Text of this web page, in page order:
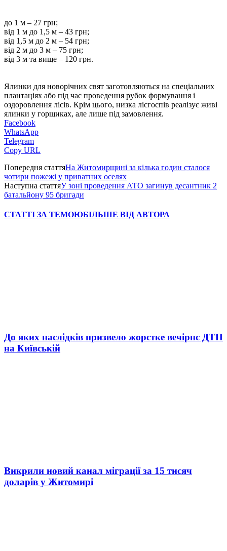
до 1 м – 27 грн;
від 1 м до 1,5 м – 43 грн;
від 1,5 м до 2 м – 54 грн;
від 2 м до 3 м – 75 грн;
від 3 м та вище – 120 грн.
Ялинки для новорічних свят заготовляються на спеціальних
плантаціях або під час проведення рубок формування і
оздоровлення лісів. Крім цього, низка лісгоспів реалізує живі
ялинки у горщиках, але лише під замовлення.
Facebook
WhatsApp
Telegram
Copy URL
Попередня статтяНа Житомирщині за кілька годин сталося
чотири пожежі у приватних оселях
Наступна статтяУ зоні проведення АТО загинув десантник 2
батальйону 95 бригади
СТАТТІ ЗА ТЕМОЮБІЛЬШЕ ВІД АВТОРА
До яких наслідків призвело жорстке вечірнє ДТП
на Київській
Викрили новий канал міграції за 15 тисяч
доларів у Житомирі